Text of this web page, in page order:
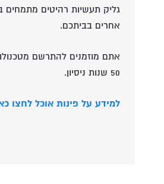
גליק תעשיות רהיטים מתמחים
אחרים בביתכם.
אתם מוזמנים להתרשם
50 שנות ניסיון.
למידע על פינות אוכל לחצו